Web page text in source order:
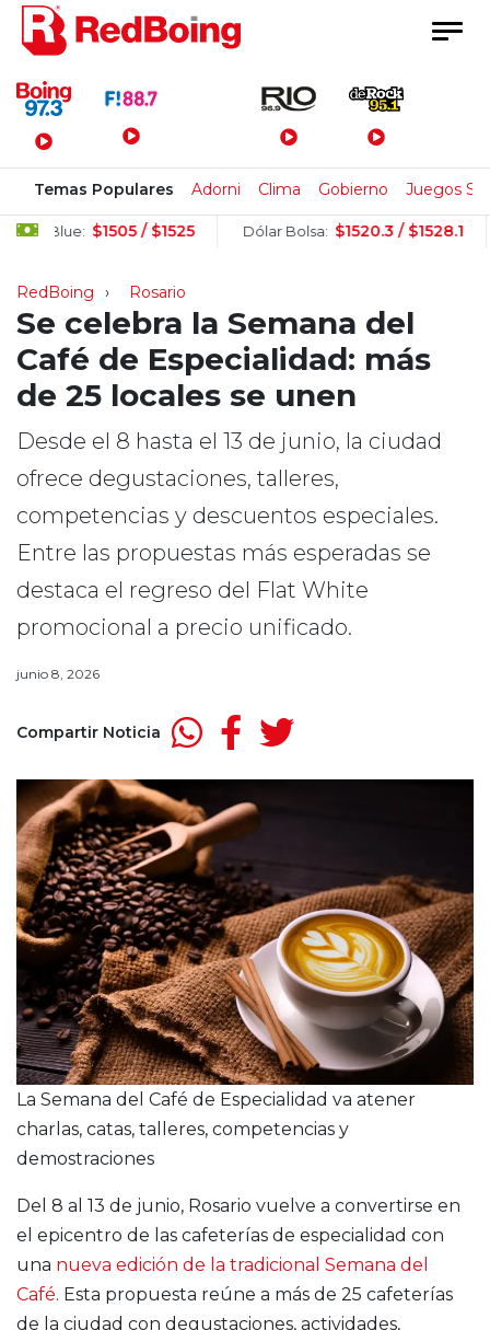
Menú Principal
Temas Populares Adorni Clima Gobierno Juegos
Blue: $1505 / $1525 Dólar Bolsa: $1520.3 / $1528.1
RedBoing Rosario
Se celebra la Semana del
Café de Especialidad: más
de 25 locales se unen
Desde el 8 hasta el 13 de junio, la ciudad
ofrece degustaciones, talleres,
competencias y descuentos especiales.
Entre las propuestas más esperadas se
destaca el regreso del Flat White
promocional a precio unificado.
junio 8, 2026
Compartir Noticia
La Semana del Café de Especialidad va atener
charlas, catas, talleres, competencias y
demostraciones
Del 8 al 13 de junio, Rosario vuelve a convertirse en
el epicentro de las cafeterías de especialidad con
una nueva edición de la tradicional Semana del
Café. Esta propuesta reúne a más de 25 cafeterías
de la ciudad con degustaciones, actividades,